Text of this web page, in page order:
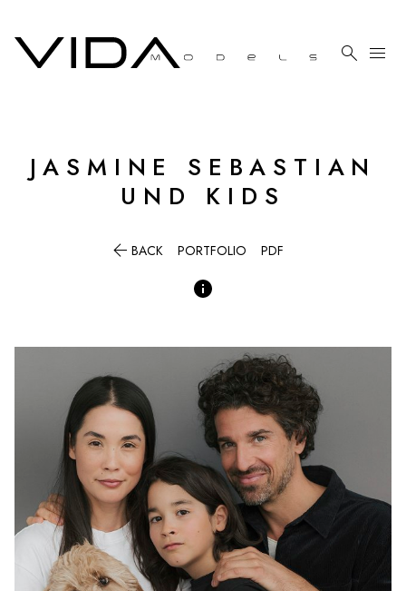
 menu
JASMINE SEBASTIAN
UND KIDS
 BACK PORTFOLIO PDF